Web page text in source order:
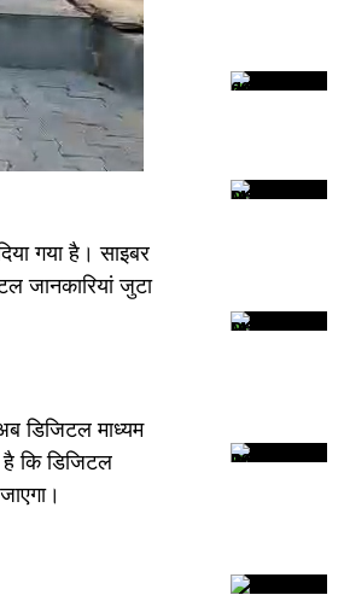
गया है। साइबर
जानकारियां जुटा
डिजिटल माध्यम
कि डिजिटल